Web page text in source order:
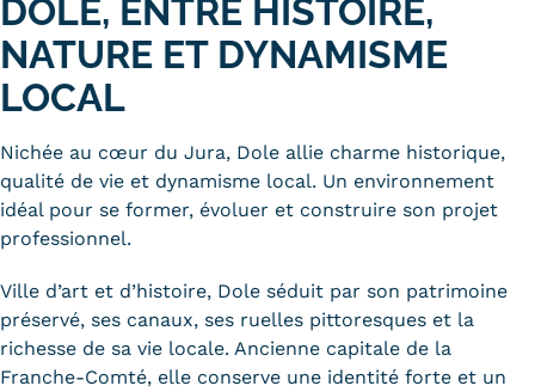
OFFRE NATIONALE
Catalogue national
Équivalences, passerelles et
suites de parcours
Modalités d'enseignement
Formation en présentiel
Alternance
DOLE, ENTRE HISTOIRE,
NATURE ET DYNAMISME
LOCAL
Nichée au cœur du Jura, Dole allie charme historique,
qualité de vie et dynamisme local. Un environnement
idéal pour se former, évoluer et construire son projet
professionnel.
Ville d’art et d’histoire, Dole séduit par son patrimoine
préservé, ses canaux, ses ruelles pittoresques et la
richesse de sa vie locale. Ancienne capitale de la
Franche-Comté, elle conserve une identité forte et un